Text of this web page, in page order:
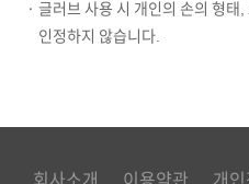
· 글러브 사용 시 개인의 손의 형태
인정하지 않습니다.
회사소개 이용약관 개